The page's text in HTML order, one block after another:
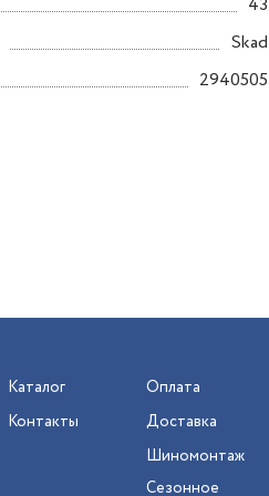
Skad
2940505
Каталог
Контакты
Оплата
Доставка
Шиномонтаж
Сезонное